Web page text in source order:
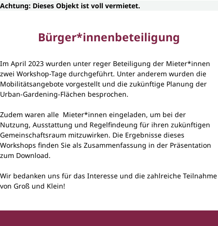
Achtung: Dieses Objekt ist voll vermietet.
Bürger*innenbeteiligung
Im April 2023 wurden unter reger Beteiligung der Mieter*innen
zwei Workshop-Tage durchgeführt. Unter anderem wurden die
Mobilitätsangebote vorgestellt und die zukünftige Planung der
Urban-Gardening-Flächen besprochen.
Zudem waren alle Mieter*innen eingeladen, um bei der
Nutzung, Ausstattung und Regelfindeung für ihren zukünftigen
Gemeinschaftsraum mitzuwirken. Die Ergebnisse dieses
Workshops finden Sie als Zusammenfassung in der Präsentation
zum Download.
Wir bedanken uns für das Interesse und die zahlreiche Teilnahme
von Groß und Klein!